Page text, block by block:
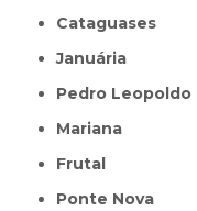
Cataguases
Januária
Pedro Leopoldo
Mariana
Frutal
Ponte Nova